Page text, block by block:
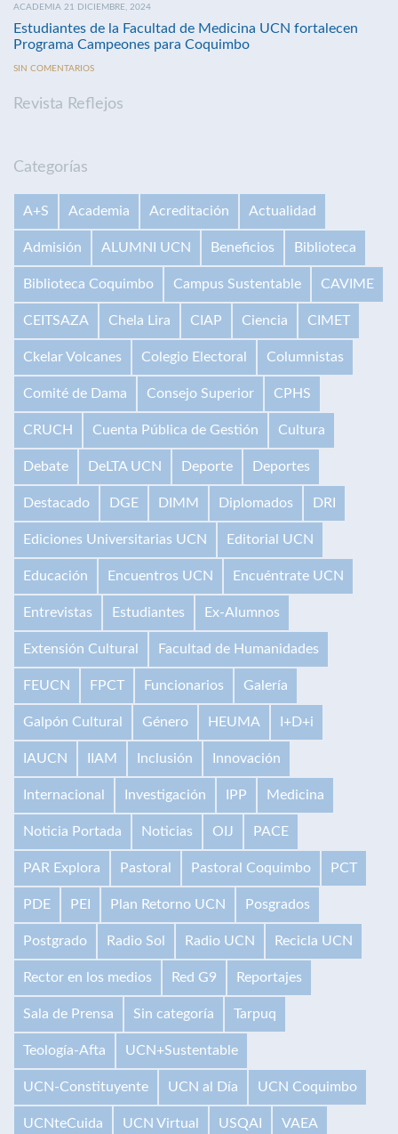
ACADEMIA 21 DICIEMBRE, 2024
Estudiantes de la Facultad de Medicina UCN fortalecen
Programa Campeones para Coquimbo
SIN COMENTARIOS
Revista Reflejos
Categorías
A+S Academia Acreditación Actualidad
Admisión ALUMNI UCN Beneficios Biblioteca
Biblioteca Coquimbo Campus Sustentable CAVIME
CEITSAZA Chela Lira CIAP Ciencia CIMET
Ckelar Volcanes Colegio Electoral Columnistas
Comité de Dama Consejo Superior CPHS
CRUCH Cuenta Pública de Gestión Cultura
Debate DeLTA UCN Deporte Deportes
Destacado DGE DIMM Diplomados DRI
Ediciones Universitarias UCN Editorial UCN
Educación Encuentros UCN Encuéntrate UCN
Entrevistas Estudiantes Ex-Alumnos
Extensión Cultural Facultad de Humanidades
FEUCN FPCT Funcionarios Galería
Galpón Cultural Género HEUMA I+D+i
IAUCN IIAM Inclusión Innovación
Internacional Investigación IPP Medicina
Noticia Portada Noticias OIJ PACE
PAR Explora Pastoral Pastoral Coquimbo PCT
PDE PEI Plan Retorno UCN Posgrados
Postgrado Radio Sol Radio UCN Recicla UCN
Rector en los medios Red G9 Reportajes
Sala de Prensa Sin categoría Tarpuq
Teología-Afta UCN+Sustentable
UCN-Constituyente UCN al Día UCN Coquimbo
UCNteCuida UCN Virtual USQAI VAEA